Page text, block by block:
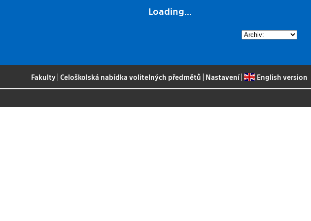
Loading...
Fakulty |Celoškolská nabídka volitelných předmětů Nastavení| English version